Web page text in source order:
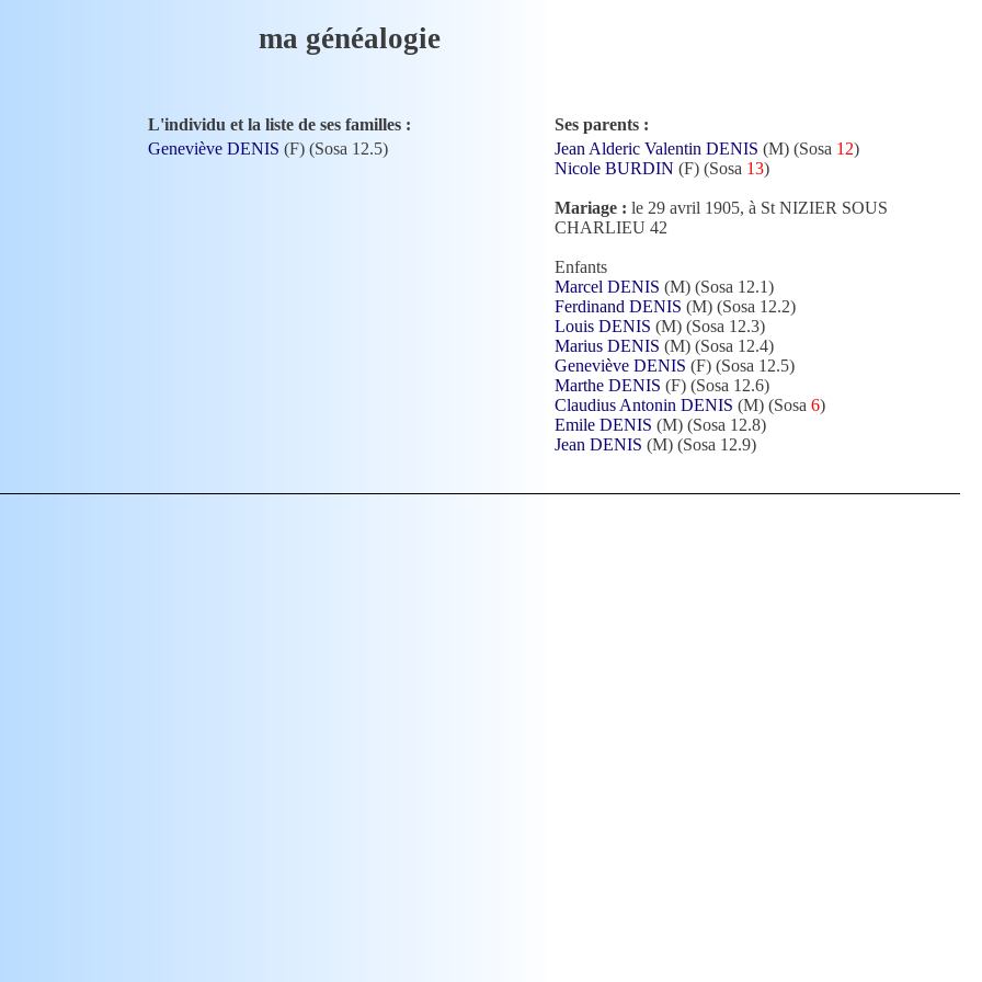
ma généalogie
L'individu et la liste de ses familles :
Ses parents :
Geneviève DENIS (F) (Sosa 12.5) Jean Alderic Valentin DENIS (M) (Sosa 12)
Nicole BURDIN (F) (Sosa 13)
Mariage : le 29 avril 1905, à St NIZIER SOUS
CHARLIEU 42
Enfants
Marcel DENIS (M) (Sosa 12.1)
Ferdinand DENIS (M) (Sosa 12.2)
Louis DENIS (M) (Sosa 12.3)
Marius DENIS (M) (Sosa 12.4)
Geneviève DENIS (F) (Sosa 12.5)
Marthe DENIS (F) (Sosa 12.6)
Claudius Antonin DENIS (M) (Sosa 6)
Emile DENIS (M) (Sosa 12.8)
Jean DENIS (M) (Sosa 12.9)